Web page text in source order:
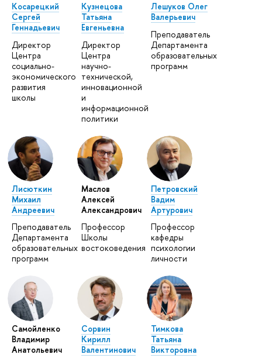
Косарецкий
Сергей
Геннадьевич
Директор
Центра
социально-
экономического
развития
школы
Кузнецова
Татьяна
Евгеньевна
Директор
Центра
научно-
технической,
инновационной
и
информационной
политики
Лешуков Олег
Валерьевич
Преподаватель
Департамента
образовательных
программ
Лисюткин
Михаил
Андреевич
Преподаватель
Департамента
образовательных
программ
Маслов
Алексей
Александрович
Профессор
Школы
востоковедения
Петровский
Вадим
Артурович
Профессор
кафедры
психологии
личности
Самойленко
Владимир
Анатольевич
Сорвин
Кирилл
Валентинович
Тимкова
Татьяна
Викторовна